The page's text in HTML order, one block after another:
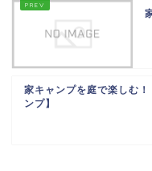
家キャンプを庭で楽しむ！
ンプ】